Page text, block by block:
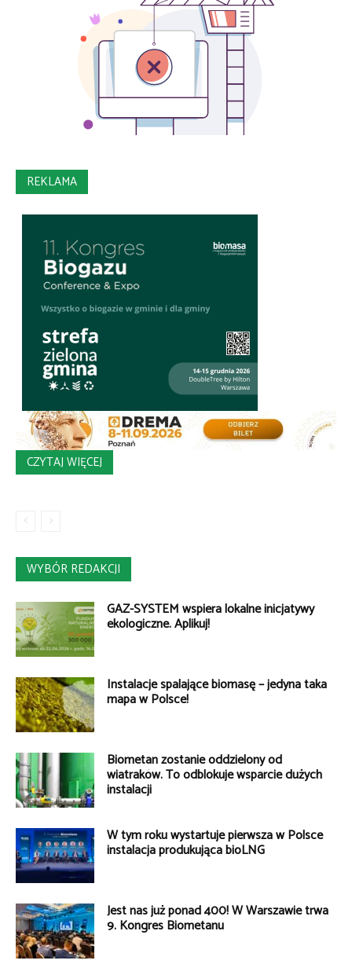
REKLAMA
CZYTAJ WIĘCEJ
WYBÓR REDAKCJI
GAZ-SYSTEM wspiera lokalne inicjatywy
ekologiczne. Aplikuj!
Instalacje spalające biomasę – jedyna taka
mapa w Polsce!
Biometan zostanie oddzielony od
wiatraków. To odblokuje wsparcie dużych
instalacji
W tym roku wystartuje pierwsza w Polsce
instalacja produkująca bioLNG
Jest nas już ponad 400! W Warszawie trwa
9. Kongres Biometanu